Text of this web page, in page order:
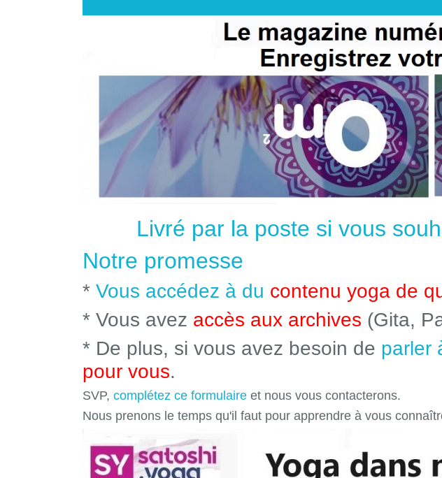
Livré par la poste si vous
Notre promesse
* Vous accédez à du contenu yoga de
* Vous avez accès aux archives (Gita,
* De plus, si vous avez besoin de parler
pour vous.
SVP, complétez ce formulaire et nous vous contacterons.
Nous prenons le temps qu'il faut pour apprendre à vous